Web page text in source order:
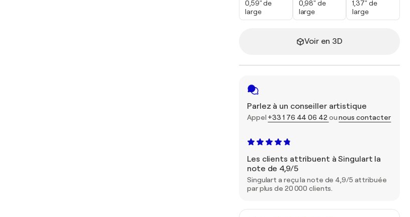
0,59" de
large
0,98" de
large
1,37" de
large
Voir en 3D
Parlez à un conseiller artistique
Appel +33 1 76 44 06 42 ounous contacter
Les clients attribuent à Singulart la
note de 4,9/5
Singulart a reçu la note de 4,9/5 attribuée
par plus de 20 000 clients.